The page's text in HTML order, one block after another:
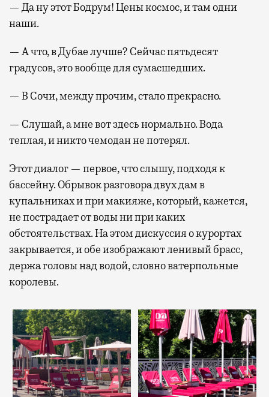
— Да ну этот Бодрум! Цены космос, и там одни
наши.
— А что, в Дубае лучше? Сейчас пятьдесят
градусов, это вообще для сумасшедших.
— В Сочи, между прочим, стало прекрасно.
— Слушай, а мне вот здесь нормально. Вода
теплая, и никто чемодан не потерял.
Этот диалог — первое, что слышу, подходя к
бассейну. Обрывок разговора двух дам в
купальниках и при макияже, который, кажется,
не пострадает от воды ни при каких
обстоятельствах. На этом дискуссия о курортах
закрывается, и обе изображают ленивый брасс,
держа головы над водой, словно ватерпольные
королевы.